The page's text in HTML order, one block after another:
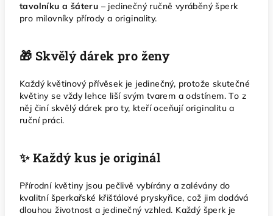
tavolníku a šáteru – jedinečný ručně vyráběný šperk
pro milovníky přírody a originality.
🎁 Skvělý dárek pro ženy
Každý květinový přívěsek je jedinečný, protože skutečné
květiny se vždy lehce liší svým tvarem a odstínem. To z
něj činí skvělý dárek pro ty, kteří oceňují originalitu a
ruční práci.
✨ Každý kus je originál
Přírodní květiny jsou pečlivě vybírány a zalévány do
kvalitní šperkařské křišťálové pryskyřice, což jim dodává
dlouhou životnost a jedinečný vzhled. Každý šperk je